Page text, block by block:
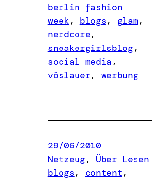
berlin fashion
week, blogs , glam
nerdcore
sneakergirlsblog
social media
vöslauer, werbung
29/06/2010
Netzeug, Über Lesen
blogs , content